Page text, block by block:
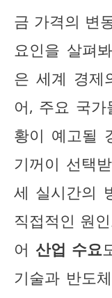
금 가격의 변
요인을 살펴
은 세계 경제
어, 주요 국
황이 예고될
기꺼이 선택
세 실시간의
직접적인 원
어 산업 수요
기술과 반도